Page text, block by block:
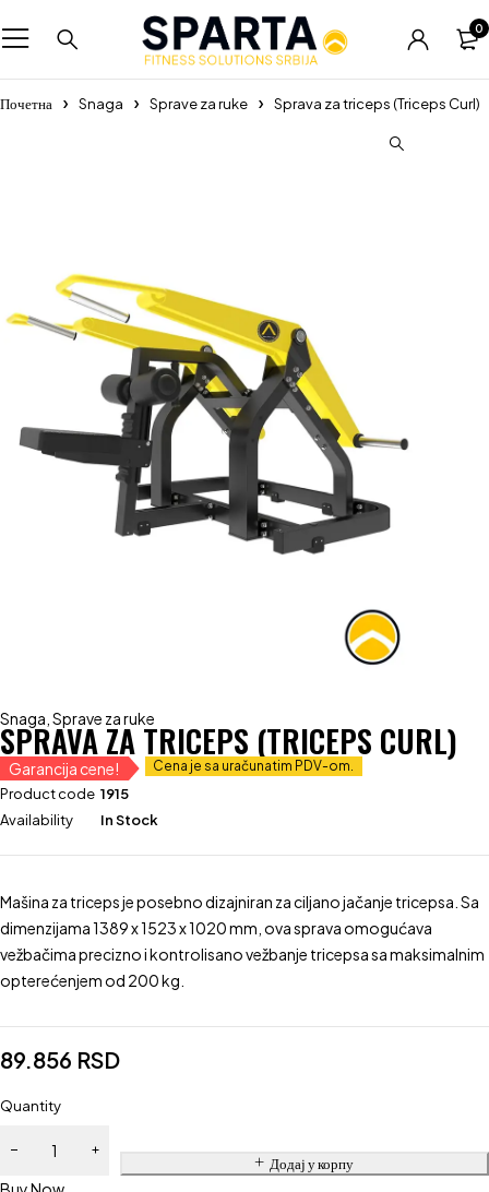
0
Почетна Snaga Sprave za ruke Sprava za triceps (Triceps Curl)
Snaga Sprave za ruke
SPRAVA ZA TRICEPS (TRICEPS CURL)
Garancija cene! Cena je sa uračunatim PDV-om.
Product code 1915
Availability
In Stock
Mašina za triceps je posebno dizajniran za ciljano jačanje tricepsa. Sa
dimenzijama 1389 x 1523 x 1020 mm, ova sprava omogućava
vežbačima precizno i kontrolisano vežbanje tricepsa sa maksimalnim
opterećenjem od 200 kg.
89.856 RSD
Quantity
Додај у корпу